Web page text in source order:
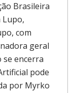
Brasileira
Lupo,
com
geral
se encerra
pode
por Myrko